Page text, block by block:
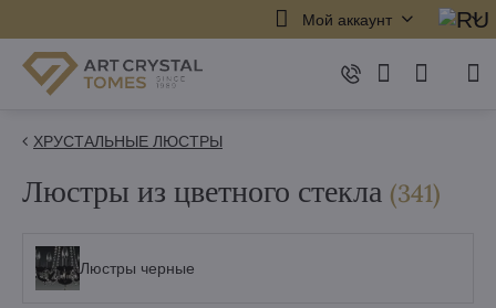
Мой аккаунт
ХРУСТАЛЬНЫЕ ЛЮСТРЫ
Люстры из цветного стекла (341)
Люстры черные